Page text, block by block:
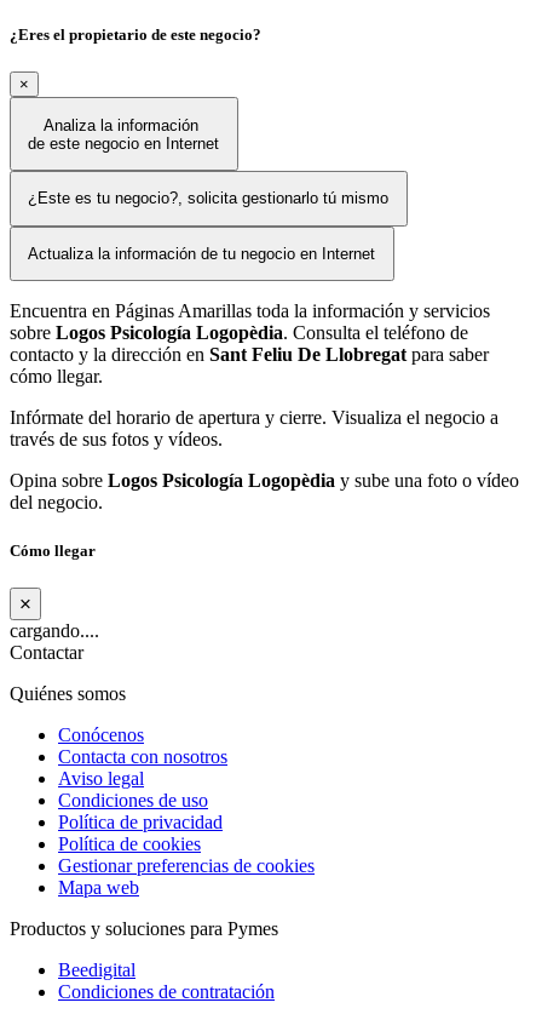
¿Eres el propietario de este negocio?
×
Analiza la información
de este negocio en Internet
¿Este es tu negocio?, solicita gestionarlo tú mismo
Actualiza la información de tu negocio en Internet
Encuentra en Páginas Amarillas toda la información y servicios
sobre Logos Psicología Logopèdia. Consulta el teléfono de
contacto y la dirección en Sant Feliu De Llobregat para saber
cómo llegar.
Infórmate del horario de apertura y cierre. Visualiza el negocio a
través de sus fotos y vídeos.
Opina sobre Logos Psicología Logopèdia y sube una foto o vídeo
del negocio.
Cómo llegar
×
cargando....
Contactar
Quiénes somos
Conócenos
Contacta con nosotros
Aviso legal
Condiciones de uso
Política de privacidad
Política de cookies
Gestionar preferencias de cookies
Mapa web
Productos y soluciones para Pymes
Beedigital
Condiciones de contratación